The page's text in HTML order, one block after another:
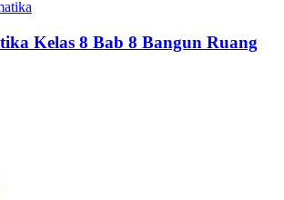
Kelas 8 Bab 8 Bangun Ruang